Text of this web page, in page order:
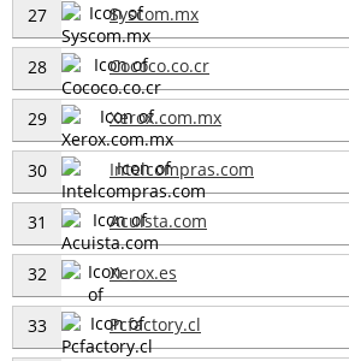
27 Syscom.mx
28 Cococo.co.cr
29 Xerox.com.mx
30 Intelcompras.com
31 Acuista.com
32 Xerox.es
33 Pcfactory.cl